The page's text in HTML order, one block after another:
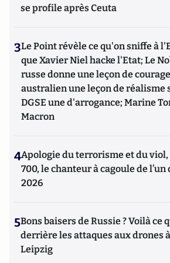
se profile après Ceuta
3Le Point révèle ce qu'on sniffe à
que Xavier Niel hacke l'Etat; Le
russe donne une leçon de
australien une leçon de réalisme
DGSE une d'arrogance; Marine
Macron
4Apologie du terrorisme et du
700, le chanteur à cagoule de l’un
2026
5Bons baisers de Russie ? Voilà ce
derrière les attaques aux drones
Leipzig